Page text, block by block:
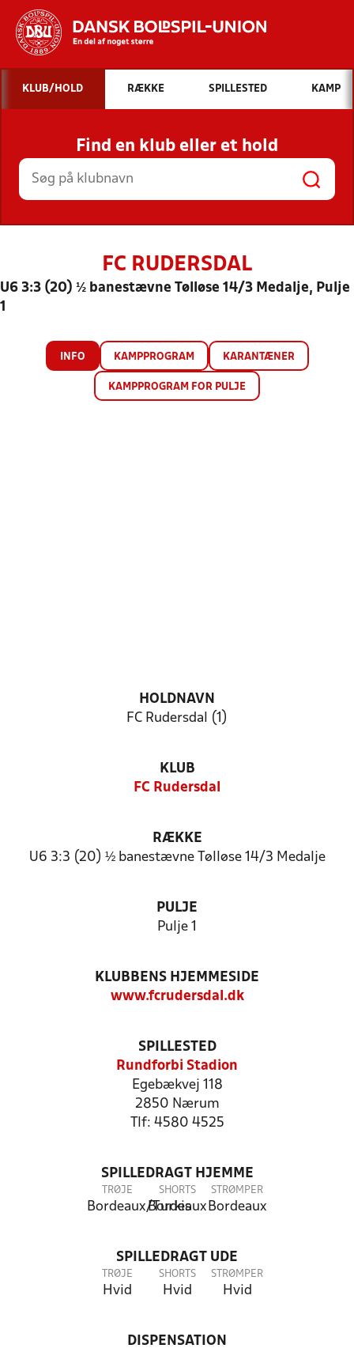
Hvad vil du søge efter?
INDHOLD OG NYHEDER
STILLINGER, RESULTATER, KLUBBER OG
HOLD
KLUB/HOLD RÆKKE SPILLESTED KAMP
Find en klub eller et hold
FC RUDERSDAL
U6 3:3 (20) ½ banestævne Tølløse 14/3 Medalje, Pulje
1
INFO KAMPPROGRAM KARANTÆNER
KAMPPROGRAM FOR PULJE
HOLDNAVN
FC Rudersdal (1)
KLUB
FC Rudersdal
RÆKKE
U6 3:3 (20) ½ banestævne Tølløse 14/3 Medalje
PULJE
Pulje 1
KLUBBENS HJEMMESIDE
www.fcrudersdal.dk
SPILLESTED
Rundforbi Stadion
Egebækvej 118
2850 Nærum
Tlf: 4580 4525
SPILLEDRAGT HJEMME
TRØJE
Bordeaux/Turkis
SHORTS
Bordeaux
STRØMPER
Bordeaux
SPILLEDRAGT UDE
TRØJE
Hvid
SHORTS
Hvid
STRØMPER
Hvid
DISPENSATION